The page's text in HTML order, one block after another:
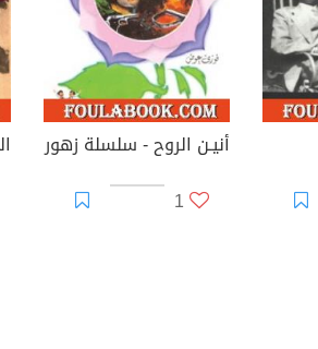
أنيـن الروح - سلسلة زهور
1